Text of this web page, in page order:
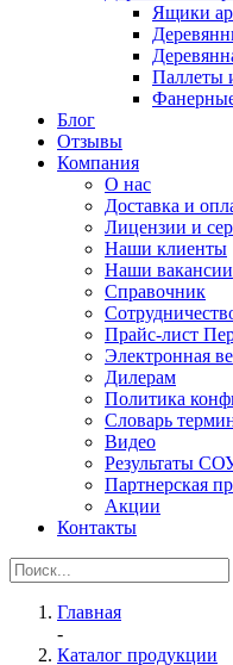
Ящики
Паллеты
Блог
Отзывы
Компания
О нас
Доставка и
Лицензии и
Наши клиенты
Наши вакансии
Справочник
Прайс-лист
Электронная
Дилерам
Политика
Словарь
Видео
Результаты
Партнерская
Акции
Контакты
Главная
-
Каталог продукции